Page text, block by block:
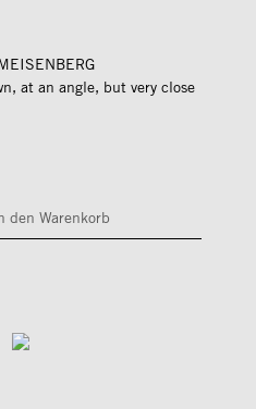
at an angle, but very close
den Warenkorb